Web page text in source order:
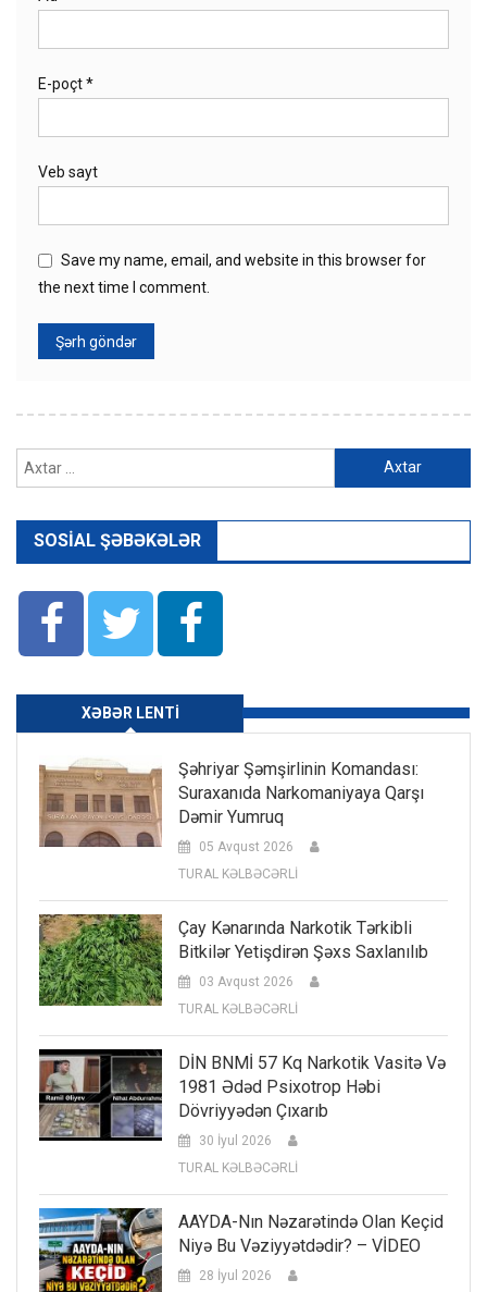
E-poçt*
Veb sayt
Save my name, email, and website in this browser for
the next time I comment.
SOSIAL ŞƏBƏKƏLƏR
XƏBƏR LENTI
Şəhriyar Şəmşirlinin Komandası:
Suraxanıda Narkomaniyaya Qarşı
Dəmir Yumruq
05 Avqust 2026
TURAL KƏLBƏCƏRLİ
Çay Kənarında Narkotik Tərkibli
Bitkilər Yetişdirən Şəxs Saxlanılıb
03 Avqust 2026
TURAL KƏLBƏCƏRLİ
DİN BNMİ 57 Kq Narkotik Vasitə Və
1981 Ədəd Psixotrop Həbi
Dövriyyədən Çıxarıb
30 İyul 2026
TURAL KƏLBƏCƏRLİ
AAYDA-Nın Nəzarətində Olan Keçid
Niyə Bu Vəziyyətdədir? – VİDEO
28 İyul 2026